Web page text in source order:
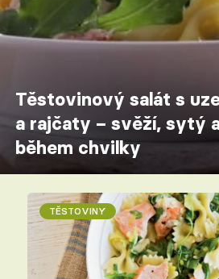
Těstovinový salát s
a rajčaty – svěží, sytý
během chvilky
TĚSTOVINY